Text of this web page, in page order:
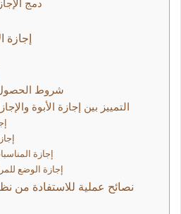
دمج
إجازة
شروط الحصول
التمييز بين إجازة الأبوة
2.
3. إجازة
4. إجازة الوضع
نصائح عملية للاستفادة من